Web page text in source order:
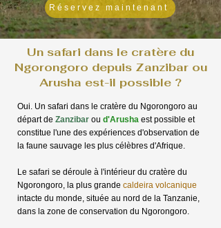
Réservez maintenant
Un safari dans le cratère du
Ngorongoro depuis Zanzibar ou
Arusha est-il possible ?
Oui. Un safari dans le cratère du Ngorongoro au
départ de Zanzibar ou d'Arusha est possible et
constitue l'une des expériences d'observation de
la faune sauvage les plus célèbres d'Afrique.
Le safari se déroule à l'intérieur du cratère du
Ngorongoro, la plus grande caldeira volcanique
intacte du monde, située au nord de la Tanzanie,
dans la zone de conservation du Ngorongoro.